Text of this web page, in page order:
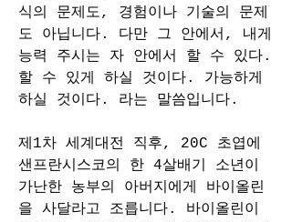
식의 문제도, 경험이나 기술의 문제
도 아닙니다. 다만 그 안에서, 내게
능력 주시는 자 안에서 할 수 있다.
할 수 있게 하실 것이다. 가능하게
하실 것이다. 라는 말씀입니다.
제1차 세계대전 직후, 20C 초엽에
샌프란시스코의 한 4살배기 소년이
가난한 농부의 아버지에게 바이올린
을 사달라고 조릅니다. 바이올린이